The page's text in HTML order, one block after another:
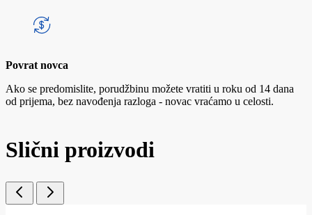
Povrat novca
Ako se predomislite, porudžbinu možete vratiti u roku od 14 dana
od prijema, bez navođenja razloga - novac vraćamo u celosti.
Slični proizvodi